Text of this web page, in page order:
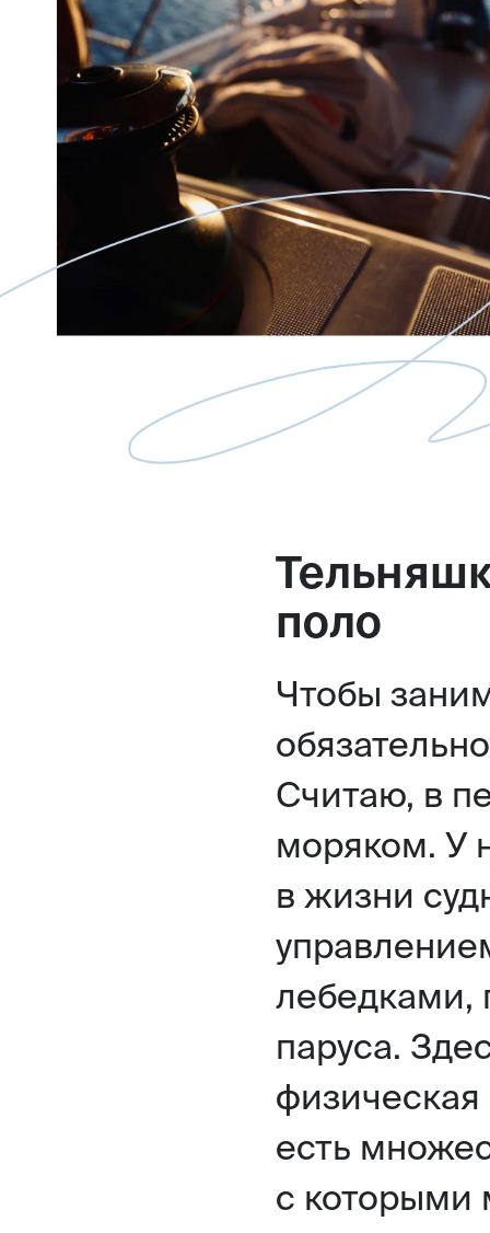
поло
Чтобы
Считаю, в
моряком. У
в жизни
лебедками,
паруса.
физическая
есть
с